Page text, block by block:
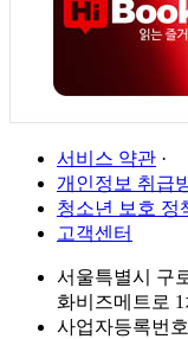
서비스 약관 ·
개인정보 취급
청소년 보호 정
고객센터
서울특별시 구
화비즈메트로
사업자등록번